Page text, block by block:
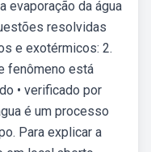
evaporação da água
resolvidas
e exotérmicos: 2.
fenômeno está
• verificado por
é um processo
Para explicar a